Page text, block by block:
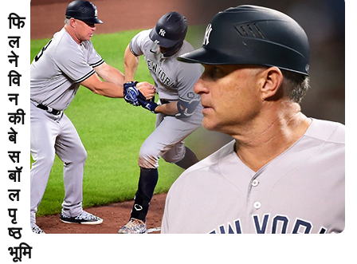
फि
ल
ने
वि
न
की
बे
स
बॉ
ल
पृ
ष्ठ
भूमि